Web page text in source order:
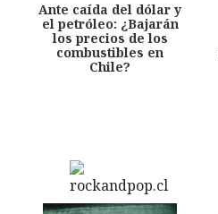
Ante caída del dólar y
el petróleo: ¿Bajarán
los precios de los
combustibles en
Chile?